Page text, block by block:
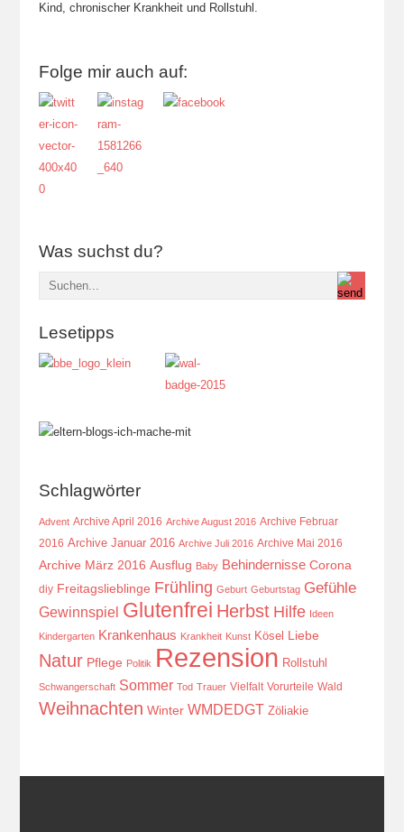
Kind, chronischer Krankheit und Rollstuhl.
Folge mir auch auf:
Was suchst du?
Lesetipps
Schlagwörter
Advent Archive April 2016 Archive August 2016 Archive Februar
2016 Archive Januar 2016 Archive Juli 2016 Archive Mai 2016
Archive März 2016 Ausflug Baby Behindernisse Corona
diy Freitagslieblinge Frühling Geburt Geburtstag Gefühle
Gewinnspiel Glutenfrei Herbst Hilfe Ideen
Kindergarten Krankenhaus Krankheit Kunst Kösel Liebe
Natur Pflege Politik Rezension Rollstuhl
Schwangerschaft Sommer Tod Trauer Vielfalt Vorurteile Wald
Weihnachten Winter WMDEDGT Zöliakie